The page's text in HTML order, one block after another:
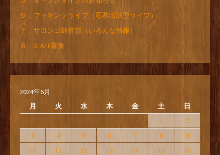
６．ブッキングライブ（応募出演型ライブ）
７．サロンゴ雑音部（いろんな情報）
８．STAFF募集
2024年6月
月
火 水 木 金 土 日
1
2
3
4 5 6 7 8
9
10
11 12 13 14 15
16